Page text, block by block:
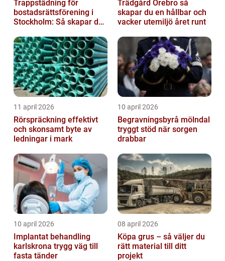
Trappstädning för
bostadsrättsförening i
Stockholm: Så skapar du
trapphus...
Trädgård Örebro så
skapar du en hållbar och
vacker utemiljö året runt
11 april 2026
Rörspräckning effektivt
och skonsamt byte av
ledningar i mark
10 april 2026
Begravningsbyrå mölndal
tryggt stöd när sorgen
drabbar
10 april 2026
Implantat behandling
karlskrona trygg väg till
fasta tänder
08 april 2026
Köpa grus – så väljer du
rätt material till ditt
projekt